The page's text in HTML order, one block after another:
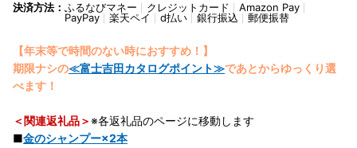
決済方法： ふるなびマネー クレジットカード
Amazon Pay
PayPay
楽天ペイ d払い 銀行振込 郵便振替
【年末等で時間のない時におすすめ！】
期限ナシの≪富士吉田カタログポイント≫であとからゆっくり選
べます！
＜関連返礼品＞※各返礼品のページに移動します
■金のシャンプー×2本